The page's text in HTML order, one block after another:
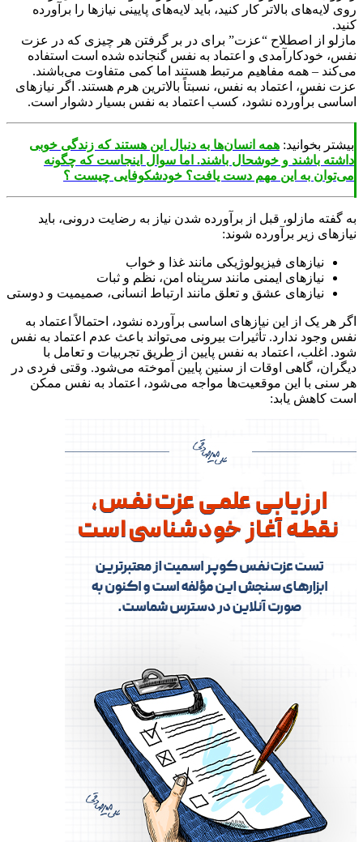
بالاتر کار کنید، باید لایه‌های پایینی نیازها را برآورده
از اصطلاح “عزت” برای در بر گرفتن هر چیزی که در عزت
خودکارآمدی و اعتماد به نفس گنجانده شده است استفاده
– همه مفاهیم مرتبط هستند اما کمی متفاوت می‌باشند.
نفس، اعتماد به نفس، نسبتاً بالاترین هرم هستند. اگر نیازهای
برآورده نشود، کسب اعتماد به نفس بسیار دشوار است.
بخوانید: همه انسان‌ها به دنبال این هستند که زندگی خوبی
باشند و خوشحال باشند. اما سوال اینجاست که چگونه
به این مهم دست یافت؟ خودشکوفایی چیست ؟
مازلو، قبل از برآورده شدن نیاز به رضایت درونی، باید
زیر برآورده شوند:
نیازهای فیزیولوژیکی مانند غذا و خواب
نیازهای ایمنی مانند سرپناه امن، نظم و ثبات
نیازهای عشق و تعلق مانند ارتباط انسانی، صمیمیت و دوستی
هر یک از این نیازهای اساسی برآورده نشود، احتمالاً اعتماد به
وجود ندارد. تأثیرات بیرونی می‌تواند باعث عدم اعتماد به نفس
اغلب، اعتماد به نفس پایین از طریق تجربیات و تعامل با
گاهی اوقات از سنین پایین آموخته می‌شود. وقتی فردی در
با این موقعیت‌ها مواجه می‌شود، اعتماد به نفس ممکن
کاهش یابد: